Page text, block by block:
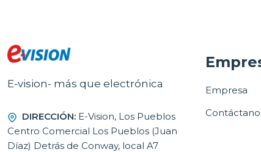
E-vision- más que electrónica
DIRECCIÓN: E-Vision, Los Pueblos
Centro Comercial Los Pueblos (Juan
Díaz) Detrás de Conway, local A7
Empresa